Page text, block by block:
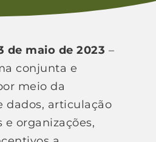
de maio de 2023 –
conjunta e
meio da
dados, articulação
organizações,